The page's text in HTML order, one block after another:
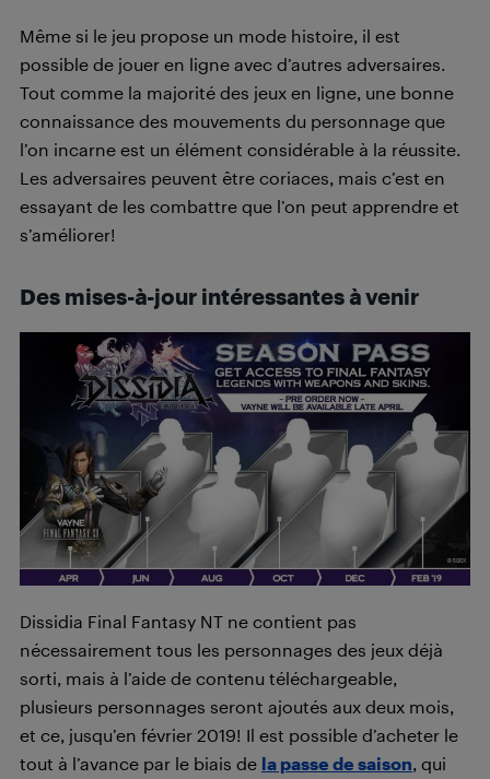
Même si le jeu propose un mode histoire, il est
possible de jouer en ligne avec d’autres adversaires.
Tout comme la majorité des jeux en ligne, une bonne
connaissance des mouvements du personnage que
l’on incarne est un élément considérable à la réussite.
Les adversaires peuvent être coriaces, mais c’est en
essayant de les combattre que l’on peut apprendre et
s’améliorer!
Des mises-à-jour intéressantes à venir
Dissidia Final Fantasy NT ne contient pas
nécessairement tous les personnages des jeux déjà
sorti, mais à l’aide de contenu téléchargeable,
plusieurs personnages seront ajoutés aux deux mois,
et ce, jusqu’en février 2019! Il est possible d’acheter le
tout à l’avance par le biais de la passe de saison, qui